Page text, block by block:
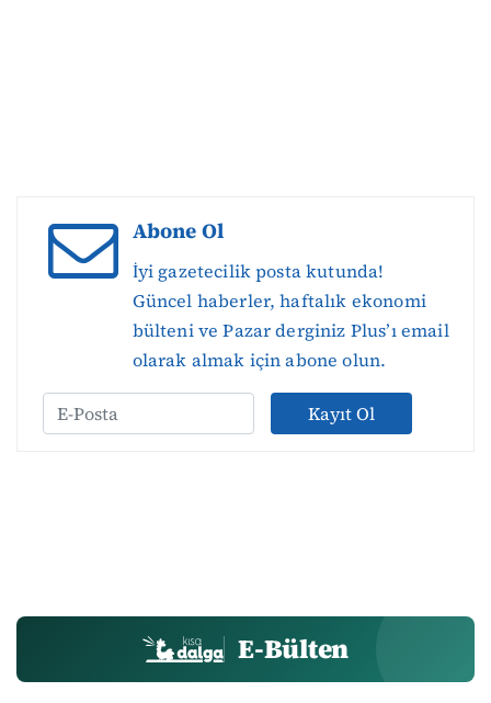
Abone Ol
İyi gazetecilik posta kutunda!
Güncel haberler, haftalık ekonomi
bülteni ve Pazar derginiz Plus’ı email
olarak almak için abone olun.
Kayıt Ol
E-Bülten